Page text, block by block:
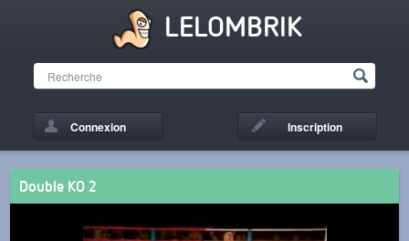
LELOMBRIK
Connexion Inscription
Double KO 2